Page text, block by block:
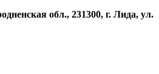
обл., 231300, г. Лида, ул.